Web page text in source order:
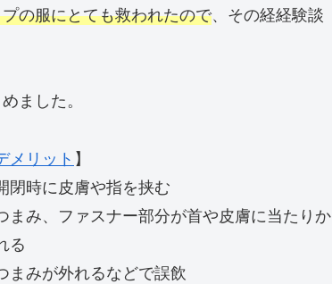
の服にとても救われたので、その経経験談
ました。
メリット 】
閉時に皮膚や指を挟む
まみ、ファスナー部分が首や皮膚に当たりか
る
まみが外れるなどで誤飲